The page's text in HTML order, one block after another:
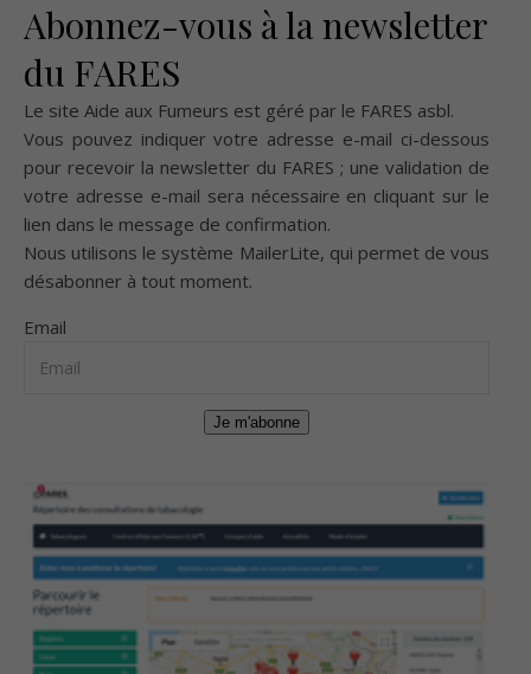
Abonnez-vous à la newsletter
du FARES
Le site Aide aux Fumeurs est géré par le FARES asbl.
Vous pouvez indiquer votre adresse e-mail ci-dessous
pour recevoir la newsletter du FARES ; une validation de
votre adresse e-mail sera nécessaire en cliquant sur le
lien dans le message de confirmation.
Nous utilisons le système MailerLite, qui permet de vous
désabonner à tout moment.
Email
Je m'abonne